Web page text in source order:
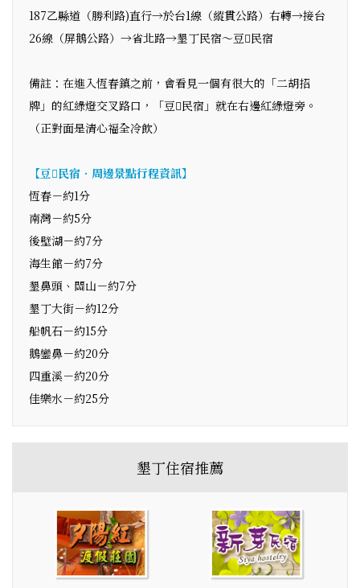
187乙縣道（勝利路)直行→於台1線（縱貫公路）右轉→接台
26線（屏鵝公路）→省北路→墾丁民宿～豆民宿
備註：在進入恆春鎮之前，會看見一個有很大的「二胡招
牌」的紅綠燈交叉路口，「豆民宿」就在右邊紅綠燈旁。
（正對面是清心福全冷飲）
【豆民宿．周邊景點行程資訊】
恆春－約1分
南灣－約5分
後壁湖－約7分
海生館－約7分
墾鼻頭、關山－約7分
墾丁大街－約12分
船帆石－約15分
鵝鑾鼻－約20分
四重溪－約20分
佳樂水－約25分
墾丁住宿推薦